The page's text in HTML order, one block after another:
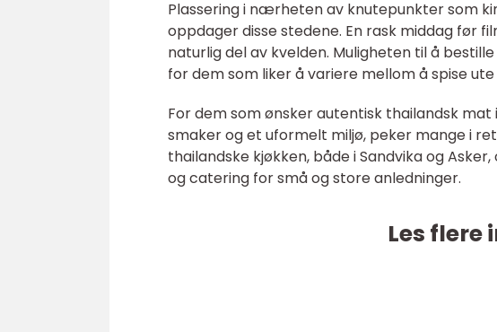
Plassering i nærheten av knutepunkter som
oppdager disse stedene. En rask middag før
naturlig del av kvelden. Muligheten til å
for dem som liker å variere mellom å spise
For dem som ønsker autentisk thailandsk
smaker og et uformelt miljø, peker mange i
thailandske kjøkken, både i Sandvika og
og catering for små og store anledninger.
Les flere